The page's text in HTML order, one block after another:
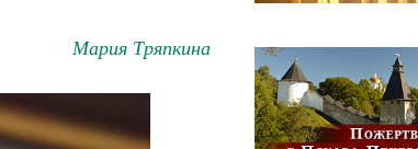
Мария Тряпкина